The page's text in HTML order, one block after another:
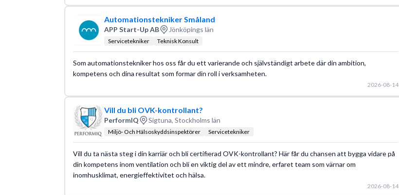
Automationstekniker Småland
APP Start-Up AB Jönköpings län
Servicetekniker Teknisk Konsult
Som automationstekniker hos oss får du ett varierande och självständigt arbete där din ambition,
kompetens och dina resultat som formar din roll i verksamheten.
2026-08-14
Vill du bli OVK-kontrollant?
PerformIQ Sigtuna, Stockholms län
Miljö- Och Hälsoskyddsinspektörer Servicetekniker
Vill du ta nästa steg i din karriär och bli certifierad OVK-kontrollant? Här får du chansen att bygga vidare på
din kompetens inom ventilation och bli en viktig del av ett mindre, erfaret team som värnar om
inomhusklimat, energieffektivitet och hälsa.
2026-08-14